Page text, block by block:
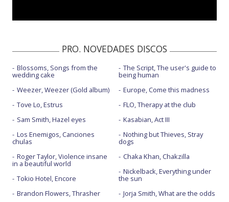
PRO. NOVEDADES DISCOS
Blossoms, Songs from the
wedding cake
Weezer, Weezer (Gold album)
Tove Lo, Estrus
Sam Smith, Hazel eyes
Los Enemigos, Canciones
chulas
Roger Taylor, Violence insane
in a beautiful world
Tokio Hotel, Encore
Brandon Flowers, Thrasher
The Script, The user's guide to
being human
Europe, Come this madness
FLO, Therapy at the club
Kasabian, Act III
Nothing but Thieves, Stray
dogs
Chaka Khan, Chakzilla
Nickelback, Everything under
the sun
Jorja Smith, What are the odds